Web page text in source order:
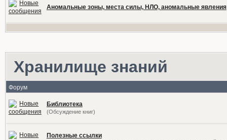
Аномальные зоны, места силы, НЛО, аномальные явления
Хранилище знаний
Форум
Библиотека
(Обсуждение книг)
Полезные ссылки